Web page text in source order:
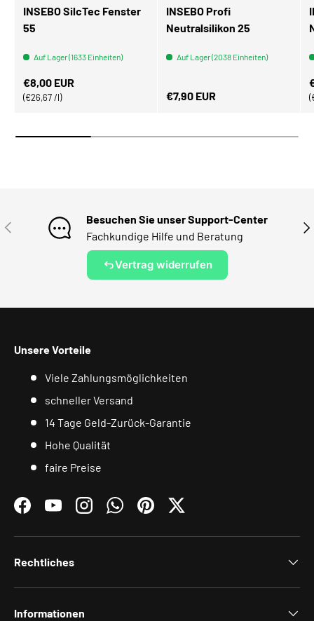
INSEBO SilcTec Fenster
55
Auf Lager (1633 Einheiten)
Normaler Preis
€8,00 EUR
Grundpreis
€26,67 /l
INSEBO Profi
Neutralsilikon 25
Auf Lager (2038 Einheiten)
Normaler Preis
€7,90 EUR
VORHERIGE
Besuchen Sie unser Support-Center
Fachkundige Hilfe und Beratung
Vertrag widerrufen
Unsere Vorteile
Viele Zahlungsmöglichkeiten
schneller Versand
14 Tage Geld-Zurück-Garantie
Hohe Qualität
faire Preise
FacebookYouTubeInstagramWhatsAppPinterestTwitter
Rechtliches
Informationen